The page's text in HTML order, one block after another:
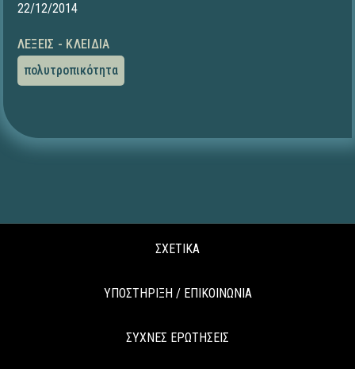
22/12/2014
ΛΈΞΕΙΣ - ΚΛΕΙΔΙΆ
πολυτροπικότητα
ΣΧΕΤΙΚΑ
ΥΠΟΣΤΗΡΙΞΗ / ΕΠΙΚΟΙΝΩΝΙΑ
ΣΥΧΝΕΣ ΕΡΩΤΗΣΕΙΣ